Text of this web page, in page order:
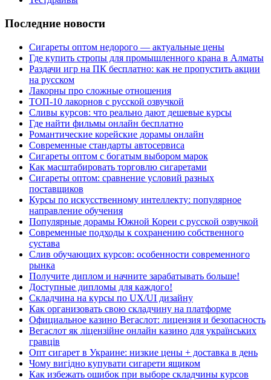
Последние новости
Сигареты оптом недорого — актуальные цены
Где купить стропы для промышленного крана в Алматы
Раздачи игр на ПК бесплатно: как не пропустить акции
на русском
Лакорны про сложные отношения
ТОП-10 лакорнов с русской озвучкой
Сливы курсов: что реально дают дешевые курсы
Где найти фильмы онлайн бесплатно
Романтические корейские дорамы онлайн
Современные стандарты автосервиса
Сигареты оптом с богатым выбором марок
Как масштабировать торговлю сигаретами
Сигареты оптом: сравнение условий разных
поставщиков
Курсы по искусственному интеллекту: популярное
направление обучения
Популярные дорамы Южной Кореи с русской озвучкой
Современные подходы к сохранению собственного
сустава
Слив обучающих курсов: особенности современного
рынка
Получите диплом и начните зарабатывать больше!
Доступные дипломы для каждого!
Складчина на курсы по UX/UI дизайну
Как организовать свою складчину на платформе
Официальное казино Вегаслот: лицензия и безопасность
Вегаслот як ліцензійне онлайн казино для українських
гравців
Опт сигарет в Украине: низкие цены + доставка в день
Чому вигідно купувати сигарети ящиком
Как избежать ошибок при выборе складчины курсов